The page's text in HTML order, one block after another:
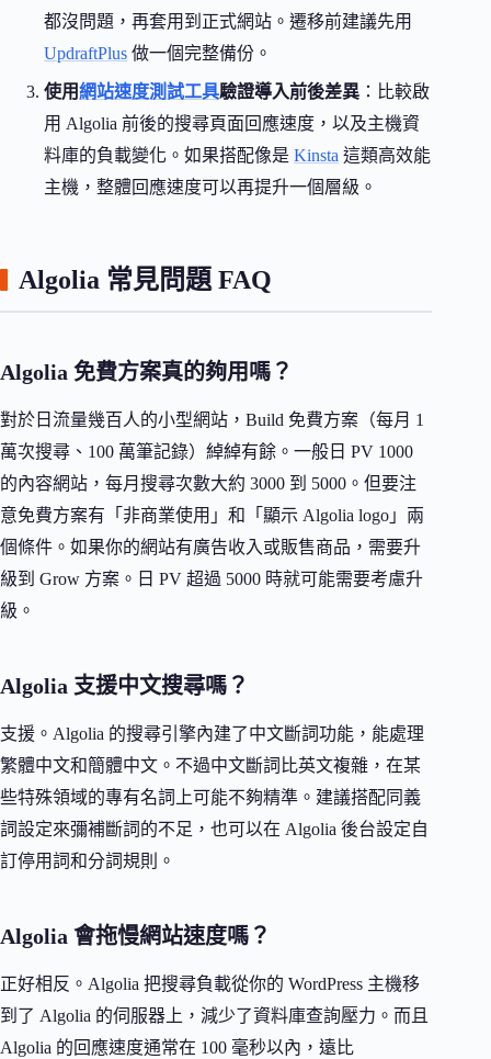
都沒問題，再套用到正式網站。遷移前建議先用
UpdraftPlus 做一個完整備份。
使用網站速度測試工具驗證導入前後差異 ：比較啟
用 Algolia 前後的搜尋頁面回應速度，以及主機資
料庫的負載變化。如果搭配像是 Kinsta 這類高效能
主機，整體回應速度可以再提升一個層級。
Algolia 常見問題 FAQ
Algolia 免費方案真的夠用嗎？
對於日流量幾百人的小型網站，Build 免費方案（每月 1
萬次搜尋、100 萬筆記錄）綽綽有餘。一般日 PV 1000
的內容網站，每月搜尋次數大約 3000 到 5000。但要注
意免費方案有「非商業使用」和「顯示 Algolia logo」兩
個條件。如果你的網站有廣告收入或販售商品，需要升
級到 Grow 方案。日 PV 超過 5000 時就可能需要考慮升
級。
Algolia 支援中文搜尋嗎？
支援。Algolia 的搜尋引擎內建了中文斷詞功能，能處理
繁體中文和簡體中文。不過中文斷詞比英文複雜，在某
些特殊領域的專有名詞上可能不夠精準。建議搭配同義
詞設定來彌補斷詞的不足，也可以在 Algolia 後台設定自
訂停用詞和分詞規則。
Algolia 會拖慢網站速度嗎？
正好相反。Algolia 把搜尋負載從你的 WordPress 主機移
到了 Algolia 的伺服器上，減少了資料庫查詢壓力。而且
Algolia 的回應速度通常在 100 毫秒以內，遠比